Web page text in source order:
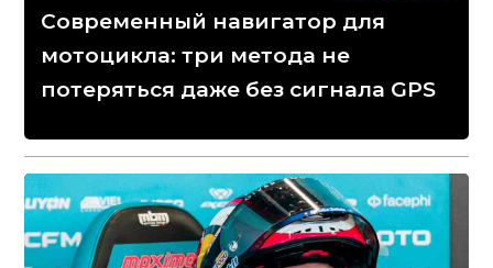
Современный навигатор для
мотоцикла: три метода не
потеряться даже без сигнала GPS